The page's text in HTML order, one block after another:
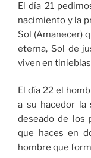
El día 21
nacimiento y la
Sol (Amanecer)
eterna, Sol de
viven en
El día 22 el
a su hacedor la
deseado de los
que haces en
hombre que